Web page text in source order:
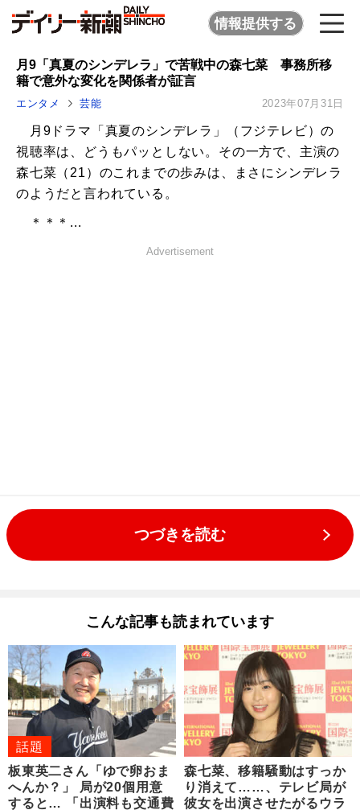
情報提供する
月9「真夏のシンデレラ」で苦戦中の森七菜 事務所移
籍で意外な変化を関係者が証言
エンタメ 芸能 2023年07月31日
月9ドラマ「真夏のシンデレラ」（フジテレビ）の
視聴率は、どうもパッとしない。その一方で、主演の
森七菜（21）のこれまでの歩みは、まさにシンデレラ
のようだと言われている。
＊＊＊...
Advertisement
つづきを読む
こんな記事も読まれています
話題
板東英二さん「ゆで卵おま
へんか？」 局が20個用意
すると… 「出演料も交通費
森七菜、移籍騒動はすっか
り消えて……、テレビ局が
彼女を出演させたがるウラ